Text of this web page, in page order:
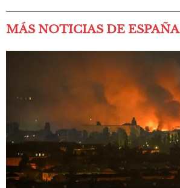
MÁS NOTICIAS DE ESPAÑA